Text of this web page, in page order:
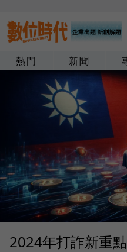
熱門 新聞
2024年打詐新重